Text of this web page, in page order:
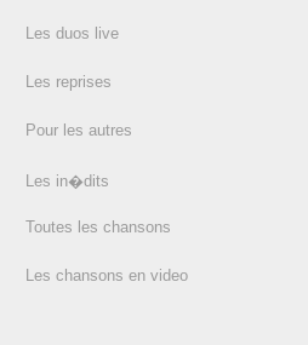
Les duos live
Les reprises
Pour les autres
Les in�dits
Toutes les chansons
Les chansons en video